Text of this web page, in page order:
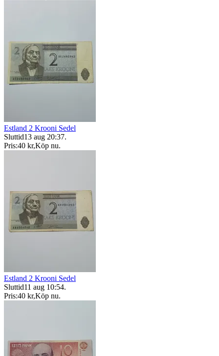
Estland 2 Krooni Sedel
Sluttid13 aug 20:37.
Pris:40 kr,Köp nu.
Estland 2 Krooni Sedel
Sluttid11 aug 10:54.
Pris:40 kr,Köp nu.